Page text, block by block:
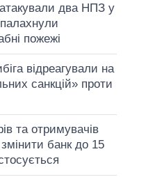
два НПЗ у
пожежі
відреагували на
санкцій» проти
та отримувачів
банк до 15